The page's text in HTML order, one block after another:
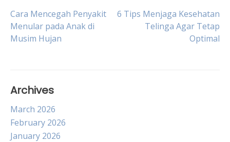
Post
navigation
Cara Mencegah Penyakit
Menular pada Anak di
Musim Hujan
6 Tips Menjaga Kesehatan
Telinga Agar Tetap
Optimal
Archives
March 2026
February 2026
January 2026